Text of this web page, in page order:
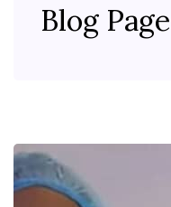
Blog Page